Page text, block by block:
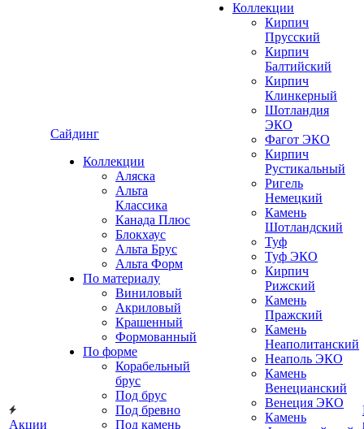
Акции
Сайдинг
Коллекции
Аляска
Альта
Классика
Канада Плюс
Блокхаус
Альта Брус
Альта Форм
По материалу
Виниловый
Акриловый
Крашенный
Формованный
По форме
Корабельный
брус
Под брус
Под бревно
Под камень
Коллекции
Кирпич
Прусский
Кирпич
Балтийский
Кирпич
Клинкерный
Шотландия
ЭКО
Фагот ЭКО
Кирпич
Рустикальный
Ригель
Немецкий
Камень
Шотландский
Туф
Туф ЭКО
Кирпич
Рижский
Камень
Пражский
Камень
Неаполитанский
Неаполь ЭКО
Камень
Венецианский
Венеция ЭКО
Камень